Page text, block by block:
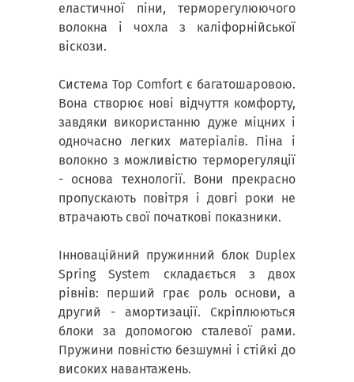
еластичної піни, терморегулюючого
волокна і чохла з каліфорнійської
віскози.
Система Top Comfort є багатошаровою.
Вона створює нові відчуття комфорту,
завдяки використанню дуже міцних і
одночасно легких матеріалів. Піна і
волокно з можливістю терморегуляції
- основа технології. Вони прекрасно
пропускають повітря і довгі роки не
втрачають свої початкові показники.
Інноваційний пружинний блок Duplex
Spring System складається з двох
рівнів: перший грає роль основи, а
другий - амортизації. Скріплюються
блоки за допомогою сталевої рами.
Пружини повністю безшумні і стійкі до
високих навантажень.